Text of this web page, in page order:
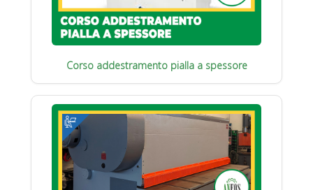
Corso addestramento pialla a spessore